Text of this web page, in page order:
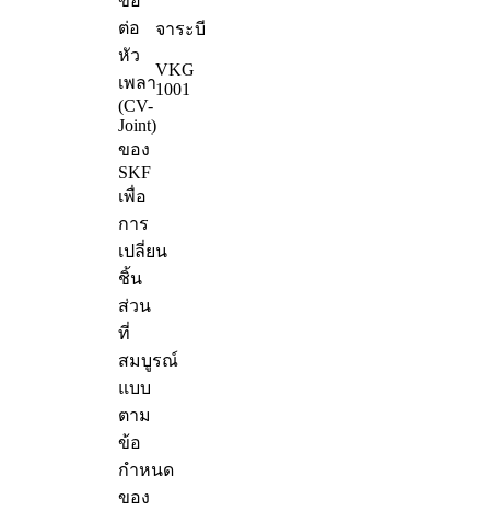
ต่อ
หัว
เพลา
(CV-
Joint)
ของ
SKF
เพื่อ
การ
เปลี่ยน
ชิ้น
ส่วน
ที่
สมบูรณ์
แบบ
ตาม
ข้อ
กำหนด
ของ
จาระบี
VKG
1001